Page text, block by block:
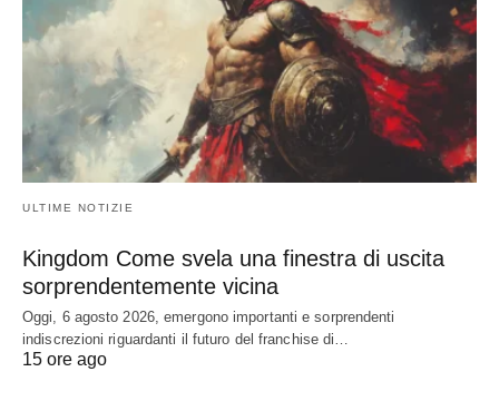
ULTIME NOTIZIE
Kingdom Come svela una finestra di uscita
sorprendentemente vicina
Oggi, 6 agosto 2026, emergono importanti e sorprendenti
indiscrezioni riguardanti il futuro del franchise di…
15 ore ago